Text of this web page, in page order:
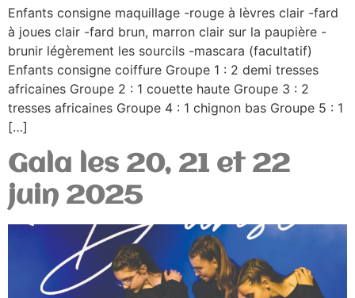
Enfants consigne maquillage -rouge à lèvres clair -fard
à joues clair -fard brun, marron clair sur la paupière -
brunir légèrement les sourcils -mascara (facultatif)
Enfants consigne coiffure Groupe 1 : 2 demi tresses
africaines Groupe 2 : 1 couette haute Groupe 3 : 2
tresses africaines Groupe 4 : 1 chignon bas Groupe 5 : 1
[…]
Gala les 20, 21 et 22
juin 2025